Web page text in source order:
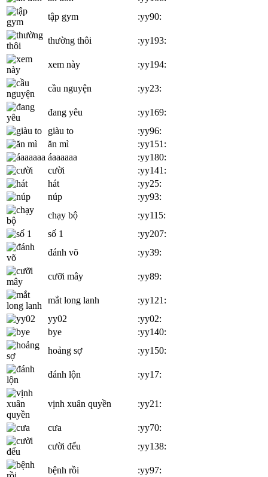
tập gym
:yy90:
thường thôi :yy193:
xem này :yy194:
cầu nguyện :yy23:
đang yêu
:yy169:
giàu to
:yy96:
ăn mì
:yy151:
áaaaaaa
:yy180:
cười
:yy141:
hát
:yy25:
núp
:yy93:
chạy bộ
:yy115:
số 1
:yy207:
đánh võ
:yy39:
cưỡi mây :yy89:
mắt long lanh
:yy121:
yy02
:yy02:
bye
:yy140:
hoảng sợ
:yy150:
đánh lộn :yy17:
vịnh xuân quyền :yy21:
cưa
:yy70:
cười đểu
:yy138:
bệnh rồi :yy97: